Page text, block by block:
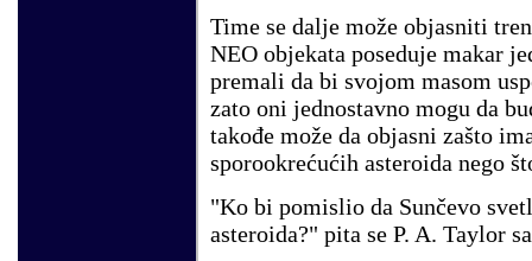
Time se dalje može objasniti
NEO objekata poseduje makar
premali da bi svojom masom
zato oni jednostavno mogu da
takođe može da objasni zašto
sporookrećućih asteroida nego
"Ko bi pomislio da Sunčevo
asteroida?" pita se P. A. Taylor